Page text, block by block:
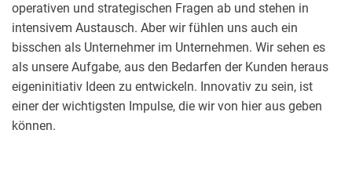
operativen und strategischen Fragen ab und stehen in
intensivem Austausch. Aber wir fühlen uns auch ein
bisschen als Unternehmer im Unternehmen. Wir sehen es
als unsere Aufgabe, aus den Bedarfen der Kunden heraus
eigeninitiativ Ideen zu entwickeln. Innovativ zu sein, ist
einer der wichtigsten Impulse, die wir von hier aus geben
können.